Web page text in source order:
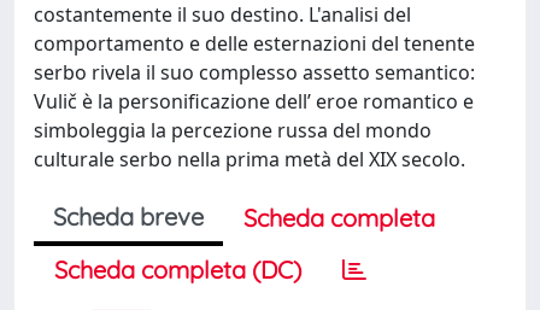
costantemente il suo destino. L'analisi del
comportamento e delle esternazioni del tenente
serbo rivela il suo complesso assetto semantico:
Vulič è la personificazione dell’ eroe romantico e
simboleggia la percezione russa del mondo
culturale serbo nella prima metà del XIX secolo.
Scheda breve
Scheda completa
Scheda completa (DC)